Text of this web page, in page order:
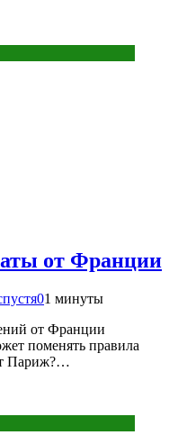
от Франции
01 минуты
от Франции
поменять правила
Париж?…